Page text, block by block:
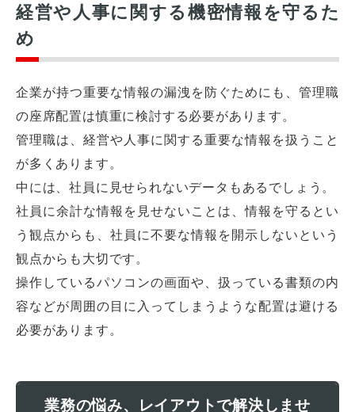
経営や人事に関する機密情報を守るた
め
企業が持つ重要な情報の漏洩を防ぐためにも、管理職
の座席配置は慎重に検討する必要があります。
管理職は、経営や人事に関する重要な情報を扱うこと
が多くあります。
中には、社員に見せられないデータもあるでしょう。
社員に余計な情報を見せないことは、情報を守るとい
う観点からも、社員に不要な情報を開示しないという
観点からも大切です。
操作しているパソコンの画面や、扱っている書類の内
容などが周囲の目に入ってしまうような配置は避ける
必要があります。
業務の悩み、レイアウトで解決しませ